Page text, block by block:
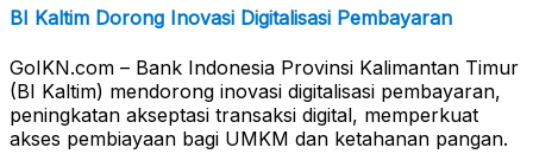
BI Kaltim Dorong Inovasi Digitalisasi Pembayaran
GoIKN.com – Bank Indonesia Provinsi Kalimantan Timur
(BI Kaltim) mendorong inovasi digitalisasi pembayaran,
peningkatan akseptasi transaksi digital, memperkuat
akses pembiayaan bagi UMKM dan ketahanan pangan.